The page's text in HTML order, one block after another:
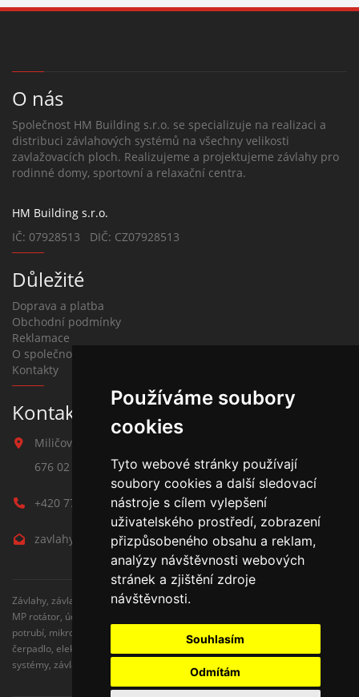
Používáme soubory
cookies
Tyto webové stránky používají
soubory cookies a další sledovací
nástroje s cílem vylepšení
uživatelského prostředí, zobrazení
přizpůsobeného obsahu a reklam,
analýzy návštěvnosti webových
stránek a zjištění zdroje
návštěvnosti.
Souhlasím
Odmítám
O nás
Společnost HM Building s.r.o. se specializuje na realizaci a
distribuci závlahových systémů na všechny velikosti
zavlažovacích ploch. Realizujeme a projektujeme závlahy pro
rodinné domy, sportovní a relaxační centra.
HM Building s.r.o.
IČ: 07928513 DIČ: CZ07928513
Důležité
Doprava a platba
Obchodní podmínky
Reklamace
O společnosti
Kontakty
Kontakt na závlahy
Miličova 541
676 02 Moravské Budějovice
+420 777 780 938
zavlahy@hmbuilding.cz
Závlahy, závlahové systémy, AZS, postřikovače, trysky, kapenkova závlaha,
MP rotátor, úderove postřikovače, automatické zavlažovaní, kapkovací
potrubí, mikrozávlaha, zahradní hadice, zahradní sloupky, Hunter,
čerpadlo, elektromagnetické ventily, zavlažovaní trávníku, zavlažovací
systémy, závlaha svépomocí, rozvodné potrubí, čidlo srážek